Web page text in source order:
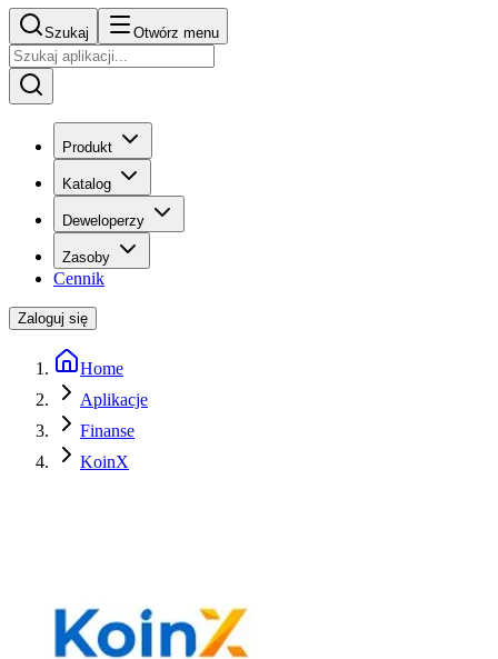
Szukaj Otwórz menu
Produkt
Katalog
Deweloperzy
Zasoby
Cennik
Zaloguj się
Home
Aplikacje
Finanse
KoinX